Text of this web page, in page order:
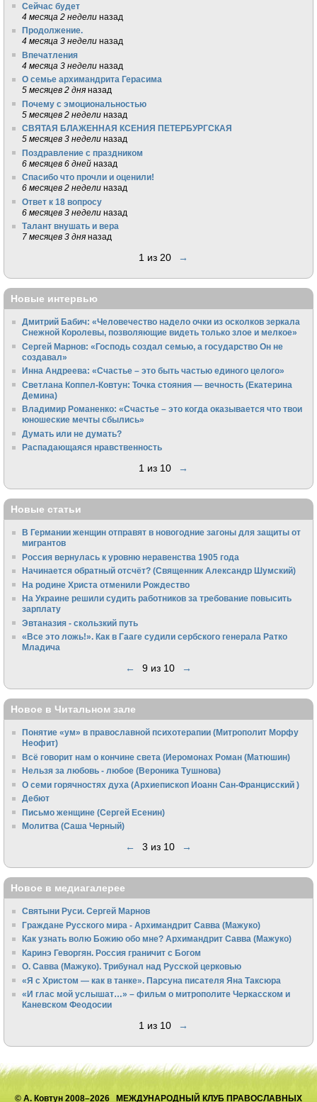
Сейчас будет
4 месяца 2 недели назад
Продолжение.
4 месяца 3 недели назад
Впечатления
4 месяца 3 недели назад
О семье архимандрита Герасима
5 месяцев 2 дня назад
Почему с эмоциональностью
5 месяцев 2 недели назад
СВЯТАЯ БЛАЖЕННАЯ КСЕНИЯ ПЕТЕРБУРГСКАЯ
5 месяцев 3 недели назад
Поздравление с праздником
6 месяцев 6 дней назад
Спасибо что прочли и оценили!
6 месяцев 2 недели назад
Ответ к 18 вопросу
6 месяцев 3 недели назад
Талант внушать и вера
7 месяцев 3 дня назад
1 из 20 →
Новые интервью
Дмитрий Бабич: «Человечество надело очки из осколков зеркала
Снежной Королевы, позволяющие видеть только злое и мелкое»
Сергей Марнов: «Господь создал семью, а государство Он не
создавал»
Инна Андреева: «Счастье – это быть частью единого целого»
Светлана Коппел-Ковтун: Точка стояния — вечность (Екатерина
Демина)
Владимир Романенко: «Счастье – это когда оказывается что твои
юношеские мечты сбылись»
Думать или не думать?
Распадающаяся нравственность
1 из 10 →
Новые статьи
В Германии женщин отправят в новогодние загоны для защиты от
мигрантов
Россия вернулась к уровню неравенства 1905 года
Начинается обратный отсчёт? (Священник Александр Шумский)
На родине Христа отменили Рождество
На Украине решили судить работников за требование повысить
зарплату
Эвтаназия - скользкий путь
«Все это ложь!». Как в Гааге судили сербского генерала Ратко
Младича
← 9 из 10 →
Новое в Читальном зале
Понятие «ум» в православной психотерапии (Митрополит Морфу
Неофит)
Всё говорит нам о кончине света (Иеромонах Роман (Матюшин)
Нельзя за любовь - любое (Вероника Тушнова)
О семи горячностях духа (Архиепископ Иоанн Сан-Францисский )
Дебют
Письмо женщине (Сергей Есенин)
Молитва (Саша Черный)
← 3 из 10 →
Новое в медиагалерее
Святыни Руси. Сергей Марнов
Граждане Русского мира - Архимандрит Савва (Мажуко)
Как узнать волю Божию обо мне? Архимандрит Савва (Мажуко)
Каринэ Геворгян. Россия граничит с Богом
О. Савва (Мажуко). Трибунал над Русской церковью
«Я с Христом — как в танке». Парсуна писателя Яна Таксюра
«И глас мой услышат…» – фильм о митрополите Черкасском и
Каневском Феодосии
1 из 10 →
© А. Ковтун 2008–2026 МЕЖДУНАРОДНЫЙ КЛУБ ПРАВОСЛАВНЫХ